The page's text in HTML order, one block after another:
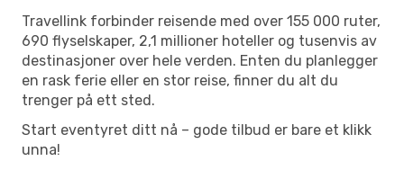
Travellink forbinder reisende med over 155 000 ruter,
690 flyselskaper, 2,1 millioner hoteller og tusenvis av
destinasjoner over hele verden. Enten du planlegger
en rask ferie eller en stor reise, finner du alt du
trenger på ett sted.
Start eventyret ditt nå – gode tilbud er bare et klikk
unna!